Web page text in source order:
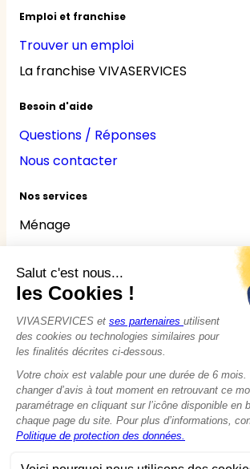
Emploi et franchise
Trouver un emploi
La franchise VIVASERVICES
Besoin d'aide
Questions / Réponses
Nous contacter
Nos services
Ménage
Jardinage
Bricolage
Nounou
Seniors
Handicaps
© 2015 - 2026VIVASERVICES
Modifier vos préférences en matière